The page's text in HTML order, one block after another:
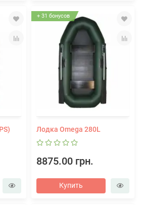
+ 31 бонусов
Лодка Omega 280L
8875.00 грн.
Купить